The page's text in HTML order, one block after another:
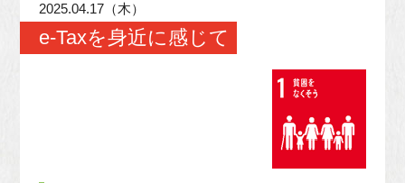
2025.04.17（木）
e-Taxを身近に感じて